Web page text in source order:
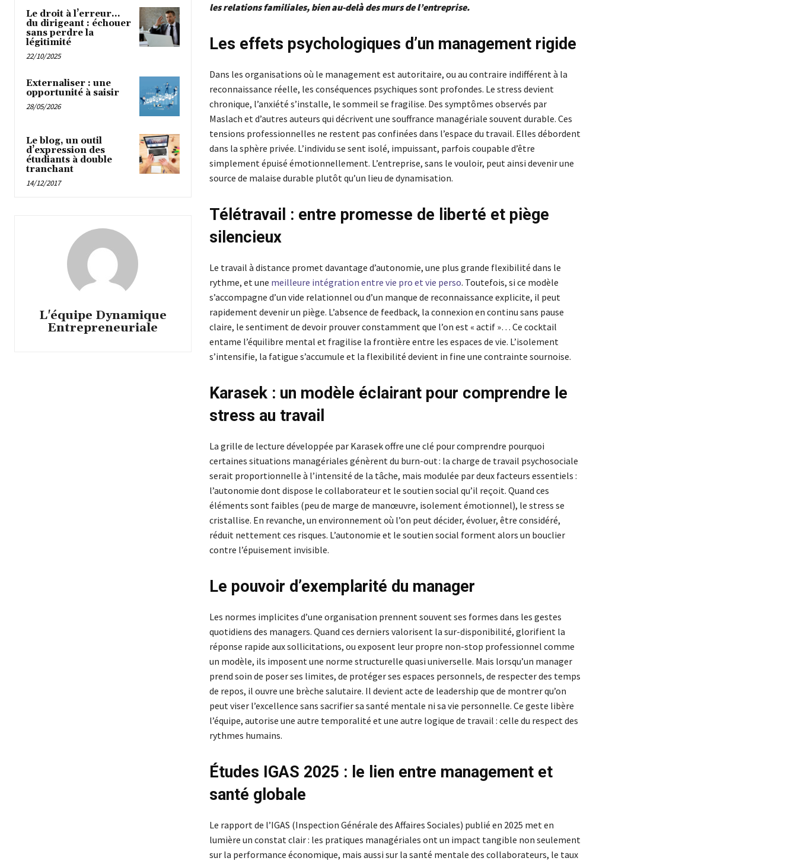
Le droit à l’erreur…
du dirigeant : échouer
sans perdre la
légitimité
22/10/2025
Externaliser : une
opportunité à saisir
28/05/2026
Le blog, un outil
d’expression des
étudiants à double
tranchant
14/12/2017
L'équipe Dynamique
Entrepreneuriale
les relations familiales, bien au-delà des murs de l’entreprise.
Les effets psychologiques d’un management rigide
Dans les organisations où le management est autoritaire, ou au contraire indifférent à la
reconnaissance réelle, les conséquences psychiques sont profondes. Le stress devient
chronique, l’anxiété s’installe, le sommeil se fragilise. Des symptômes observés par
Maslach et d’autres auteurs qui décrivent une souffrance managériale souvent durable. Ces
tensions professionnelles ne restent pas confinées dans l’espace du travail. Elles débordent
dans la sphère privée. L’individu se sent isolé, impuissant, parfois coupable d’être
simplement épuisé émotionnellement. L’entreprise, sans le vouloir, peut ainsi devenir une
source de malaise durable plutôt qu’un lieu de dynamisation.
Télétravail : entre promesse de liberté et piège
silencieux
Le travail à distance promet davantage d’autonomie, une plus grande flexibilité dans le
rythme, et une meilleure intégration entre vie pro et vie perso. Toutefois, si ce modèle
s’accompagne d’un vide relationnel ou d’un manque de reconnaissance explicite, il peut
rapidement devenir un piège. L’absence de feedback, la connexion en continu sans pause
claire, le sentiment de devoir prouver constamment que l’on est « actif »… Ce cocktail
entame l’équilibre mental et fragilise la frontière entre les espaces de vie. L’isolement
s’intensifie, la fatigue s’accumule et la flexibilité devient in fine une contrainte sournoise.
Karasek : un modèle éclairant pour comprendre le
stress au travail
La grille de lecture développée par Karasek offre une clé pour comprendre pourquoi
certaines situations managériales génèrent du burn-out : la charge de travail psychosociale
serait proportionnelle à l’intensité de la tâche, mais modulée par deux facteurs essentiels :
l’autonomie dont dispose le collaborateur et le soutien social qu’il reçoit. Quand ces
éléments sont faibles (peu de marge de manœuvre, isolement émotionnel), le stress se
cristallise. En revanche, un environnement où l’on peut décider, évoluer, être considéré,
réduit nettement ces risques. L’autonomie et le soutien social forment alors un bouclier
contre l’épuisement invisible.
Le pouvoir d’exemplarité du manager
Les normes implicites d’une organisation prennent souvent ses formes dans les gestes
quotidiens des managers. Quand ces derniers valorisent la sur-disponibilité, glorifient la
réponse rapide aux sollicitations, ou exposent leur propre non-stop professionnel comme
un modèle, ils imposent une norme structurelle quasi universelle. Mais lorsqu’un manager
prend soin de poser ses limites, de protéger ses espaces personnels, de respecter des temps
de repos, il ouvre une brèche salutaire. Il devient acte de leadership que de montrer qu’on
peut viser l’excellence sans sacrifier sa santé mentale ni sa vie personnelle. Ce geste libère
l’équipe, autorise une autre temporalité et une autre logique de travail : celle du respect des
rythmes humains.
Études IGAS 2025 : le lien entre management et
santé globale
Le rapport de l’IGAS (Inspection Générale des Affaires Sociales) publié en 2025 met en
lumière un constat clair : les pratiques managériales ont un impact tangible non seulement
sur la performance économique, mais aussi sur la santé mentale des collaborateurs, le taux